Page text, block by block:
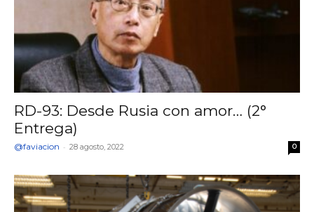
RD-93: Desde Rusia con amor… (2°
Entrega)
@faviacion - 28 agosto, 2022 0